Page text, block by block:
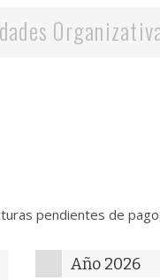
pendientes de
Año 2026